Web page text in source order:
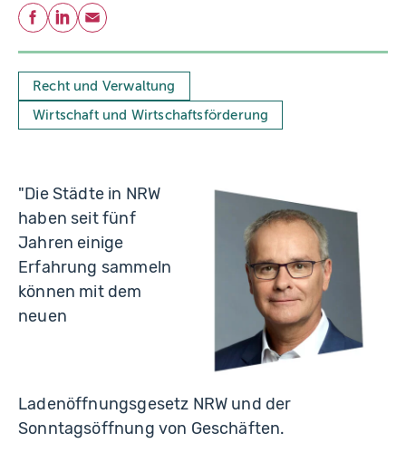
Teilen
Facebook
LinkedIn
E-Mail
Recht und Verwaltung
Wirtschaft und Wirtschaftsförderung
"Die Städte in NRW
haben seit fünf
Jahren einige
Erfahrung sammeln
können mit dem
neuen
Ladenöffnungsgesetz NRW und der
Sonntagsöffnung von Geschäften.